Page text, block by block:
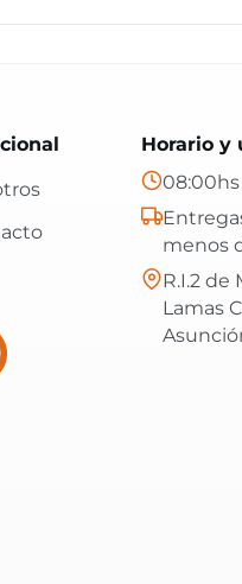
y más, con envíosHorario y
08:00hs
menos
R.I.2 de
Lamas